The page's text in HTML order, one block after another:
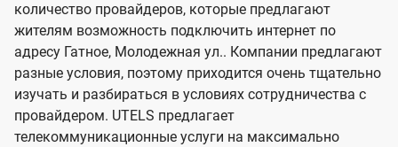
U
t
e
l
s
е
л
е
в
и
д
е
л
е
в
д
количество провайдеров, которые предлагают
жителям возможность подключить интернет по
адресу Гатное, Молодежная ул.. Компании предлагают
разные условия, поэтому приходится очень тщательно
изучать и разбираться в условиях сотрудничества с
провайдером. UTELS предлагает
телекоммуникационные услуги на максимально